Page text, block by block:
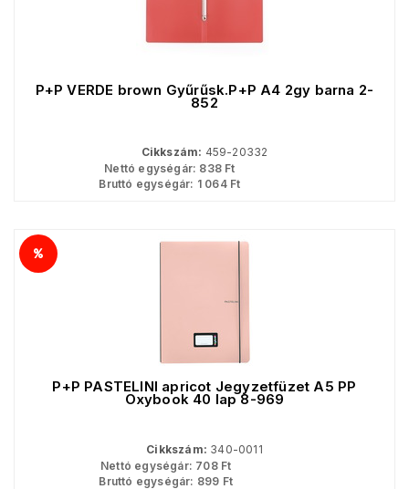
P+P VERDE brown Gyűrűsk.P+P A4 2gy barna 2-
852
Cikkszám: 459-20332
Nettó egységár: 838Ft
Bruttó egységár: 1 064Ft
P+P PASTELINI apricot Jegyzetfüzet A5 PP
Oxybook 40 lap 8-969
Cikkszám: 340-0011
Nettó egységár: 708Ft
Bruttó egységár: 899 Ft